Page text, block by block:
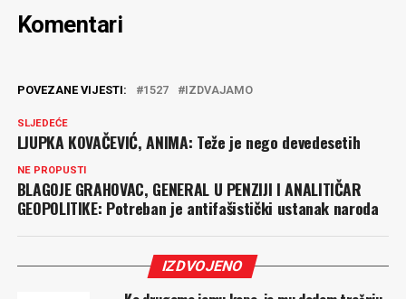
Komentari
POVEZANE VIJESTI: 1527 IZDVAJAMO
SLJEDEĆE
LJUPKA KOVAČEVIĆ, ANIMA: Teže je nego devedesetih
NE PROPUSTI
BLAGOJE GRAHOVAC, GENERAL U PENZIJI I ANALITIČAR
GEOPOLITIKE: Potreban je antifašistički ustanak naroda
IZDVOJENO